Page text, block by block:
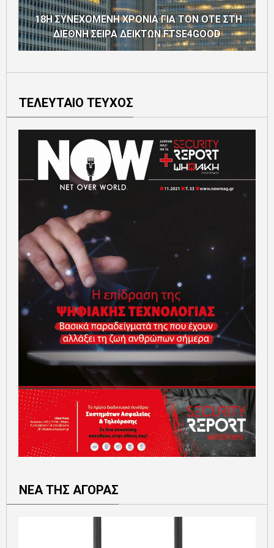
18Η ΣΥΝΕΧΟΜΕΝΗ ΧΡΟΝΙΑ ΓΙΑ ΤΟΝ ΟΤΕ ΣΤΗ
ΔΙΕΘΝΗ ΣΕΙΡΑ ΔΕΙΚΤΩΝ FTSE4GOOD
ΤΕΛΕΥΤΑΙΟ ΤΕΥΧΟΣ
ΝΕΑ ΤΗΣ ΑΓΟΡΑΣ